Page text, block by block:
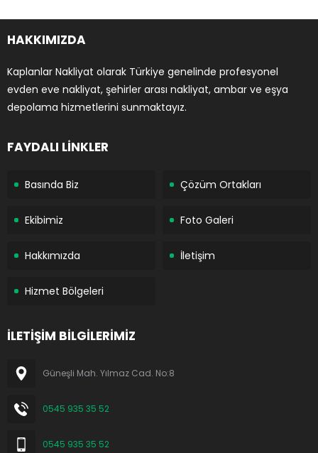
HAKKIMIZDA
Kaplanlar Nakliyat olarak Türkiye genelinde profesyonel
evden eve nakliyat, şehirler arası nakliyat, ambar ve eşya
depolama hizmetlerini sunmaktayız.
FAYDALI LİNKLER
Basında Biz Çözüm Ortakları
Ekibimiz Foto Galeri
Hakkımızda İletişim
Hizmet Bölgeleri
İLETİŞİM BİLGİLERİMİZ
Güneşli Mah. Yılmaz Cad. No:8
0545 935 35 52
0545 935 35 52